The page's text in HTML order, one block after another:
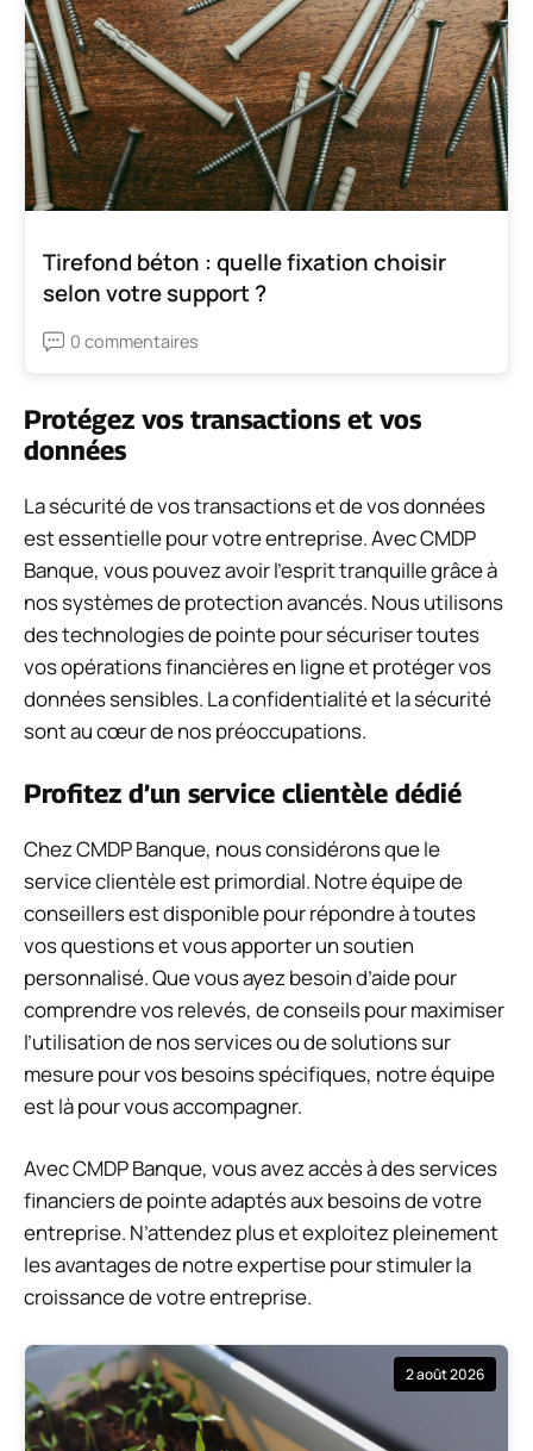
Tirefond béton : quelle fixation choisir
selon votre support ?
0 commentaires
Protégez vos transactions et vos
données
La sécurité de vos transactions et de vos données
est essentielle pour votre entreprise. Avec CMDP
Banque, vous pouvez avoir l’esprit tranquille grâce à
nos systèmes de protection avancés. Nous utilisons
des technologies de pointe pour sécuriser toutes
vos opérations financières en ligne et protéger vos
données sensibles. La confidentialité et la sécurité
sont au cœur de nos préoccupations.
Profitez d’un service clientèle dédié
Chez CMDP Banque, nous considérons que le
service clientèle est primordial. Notre équipe de
conseillers est disponible pour répondre à toutes
vos questions et vous apporter un soutien
personnalisé. Que vous ayez besoin d’aide pour
comprendre vos relevés, de conseils pour maximiser
l’utilisation de nos services ou de solutions sur
mesure pour vos besoins spécifiques, notre équipe
est là pour vous accompagner.
Avec CMDP Banque, vous avez accès à des services
financiers de pointe adaptés aux besoins de votre
entreprise. N’attendez plus et exploitez pleinement
les avantages de notre expertise pour stimuler la
croissance de votre entreprise.
2 août 2026